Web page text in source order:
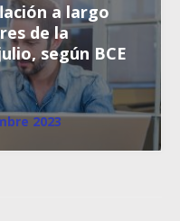
a largo
de la
según BCE
2023